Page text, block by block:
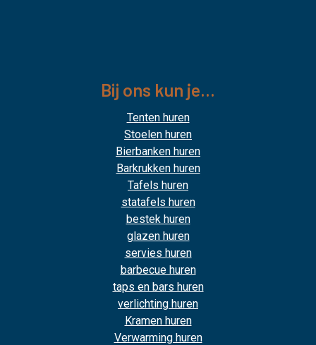
Bij ons kun je...
Tenten huren
Stoelen huren
Bierbanken huren
Barkrukken huren
Tafels huren
statafels huren
bestek huren
glazen huren
servies huren
barbecue huren
taps en bars huren
verlichting huren
Kramen huren
Verwarming huren